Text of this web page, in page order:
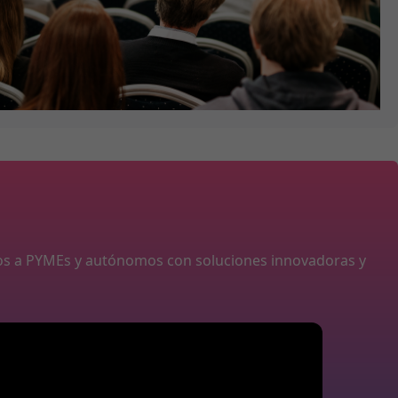
a PYMEs y autónomos con soluciones innovadoras y